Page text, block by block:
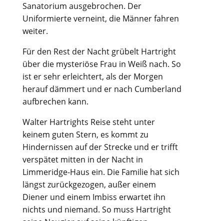
Sanatorium ausgebrochen. Der
Uniformierte verneint, die Männer fahren
weiter.
Für den Rest der Nacht grübelt Hartright
über die mysteriöse Frau in Weiß nach. So
ist er sehr erleichtert, als der Morgen
herauf dämmert und er nach Cumberland
aufbrechen kann.
Walter Hartrights Reise steht unter
keinem guten Stern, es kommt zu
Hindernissen auf der Strecke und er trifft
verspätet mitten in der Nacht in
Limmeridge-Haus ein. Die Familie hat sich
längst zurückgezogen, außer einem
Diener und einem Imbiss erwartet ihn
nichts und niemand. So muss Hartright